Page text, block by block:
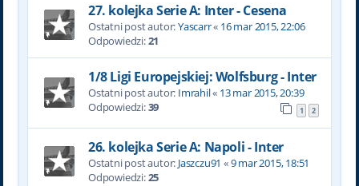
27. kolejka Serie A: Inter - Cesena
Ostatni post autor:Yascarr« 16 mar 2015, 22:06
Odpowiedzi:21
1/8 Ligi Europejskiej: Wolfsburg - Inter
Ostatni post autor: Imrahil« 13 mar 2015, 20:39
Odpowiedzi:39 1 2
26. kolejka Serie A: Napoli - Inter
Ostatni post autor: Jaszczu91 «9 mar 2015, 18:51
Odpowiedzi:25